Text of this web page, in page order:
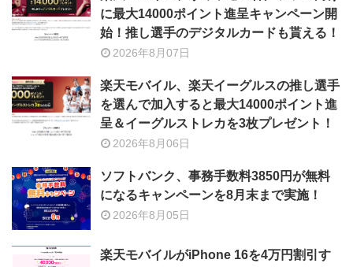
に最大14000ポイント進呈キャンペーン開
始！推し選手のデジタルカードも貰える！
2026年8月07日
楽天モバイル、楽天イーグルスの推し選手
を選んで加入すると最大14000ポイント進
呈＆イーグルストレカを3枚プレゼント！
2026年8月06日
ソフトバンク、事務手数料3850円が無料
になるキャンペーンを8月末まで実施！
2026年8月05日
楽天モバイルがiPhone 16を4万円割引す